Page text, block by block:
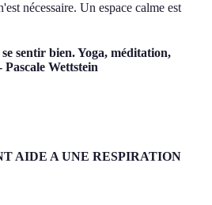
nécessaire. Un espace calme est
sentir bien. Yoga, méditation,
Wettstein
AIDE A UNE RESPIRATION